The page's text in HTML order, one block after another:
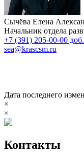
Сычёва Елена
Начальник отдела
+7 (391) 205-00-00
sea@krascsm.ru
Дата последнего
×
×
Контакты